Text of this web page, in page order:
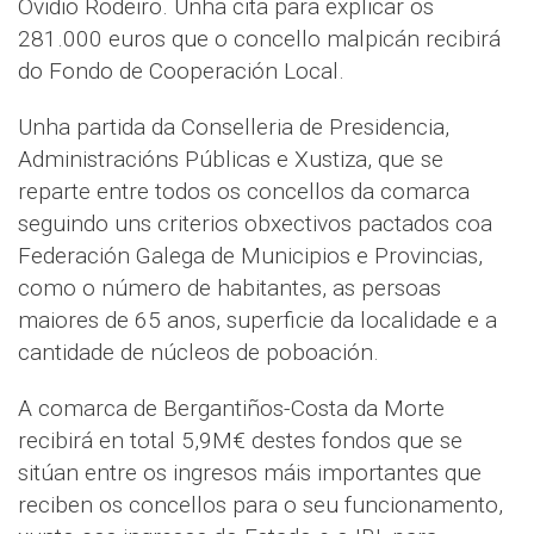
Ovidio Rodeiro. Unha cita para explicar os
281.000 euros que o concello malpicán recibirá
do Fondo de Cooperación Local.
Unha partida da Conselleria de Presidencia,
Administracións Públicas e Xustiza, que se
reparte entre todos os concellos da comarca
seguindo uns criterios obxectivos pactados coa
Federación Galega de Municipios e Provincias,
como o número de habitantes, as persoas
maiores de 65 anos, superficie da localidade e a
cantidade de núcleos de poboación.
A comarca de Bergantiños-Costa da Morte
recibirá en total 5,9M€ destes fondos que se
sitúan entre os ingresos máis importantes que
reciben os concellos para o seu funcionamento,